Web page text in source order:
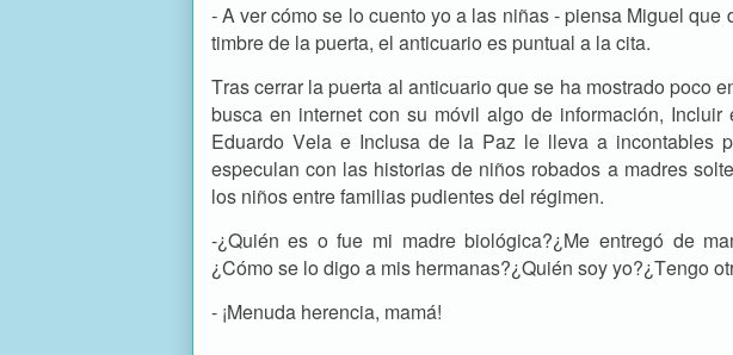
-A ver cómo se lo cuento yo a las niñas - piensa Miguel
timbre de la puerta, el anticuario es puntual a la cita.
Tras cerrar la puerta al anticuario que se ha mostrado poco
busca en internet con su móvil algo de información,
Eduardo Vela e Inclusa de la Paz le lleva a incontables
especulan con las historias de niños robados a madres
los niños entre familias pudientes del régimen.
-¿Quién es o fue mi madre biológica?¿Me entregó de
¿Cómo se lo digo a mis hermanas?¿Quién soy yo?¿Tengo
- ¡Menuda herencia, mamá!